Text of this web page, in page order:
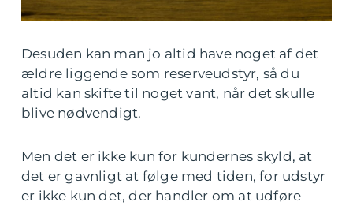
Desuden kan man jo altid have noget af det
ældre liggende som reserveudstyr, så du
altid kan skifte til noget vant, når det skulle
blive nødvendigt.
Men det er ikke kun for kundernes skyld, at
det er gavnligt at følge med tiden, for udstyr
er ikke kun det, der handler om at udføre